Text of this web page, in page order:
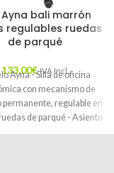
Ayna bali marrón
regulables ruedas
de parqué
133,00€ IVA Incl.
Ayna - Silla de oficina
con mecanismo de
permanente, regulable en
de parqué - Asiento
tapizados en tejido BALI